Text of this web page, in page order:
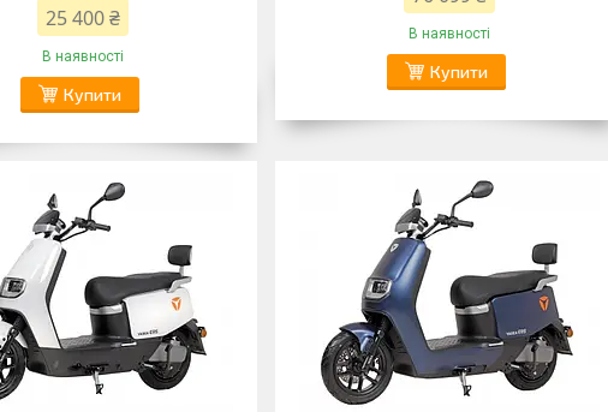
25 400 ₴
В наявності
Купити
В наявності
Купити